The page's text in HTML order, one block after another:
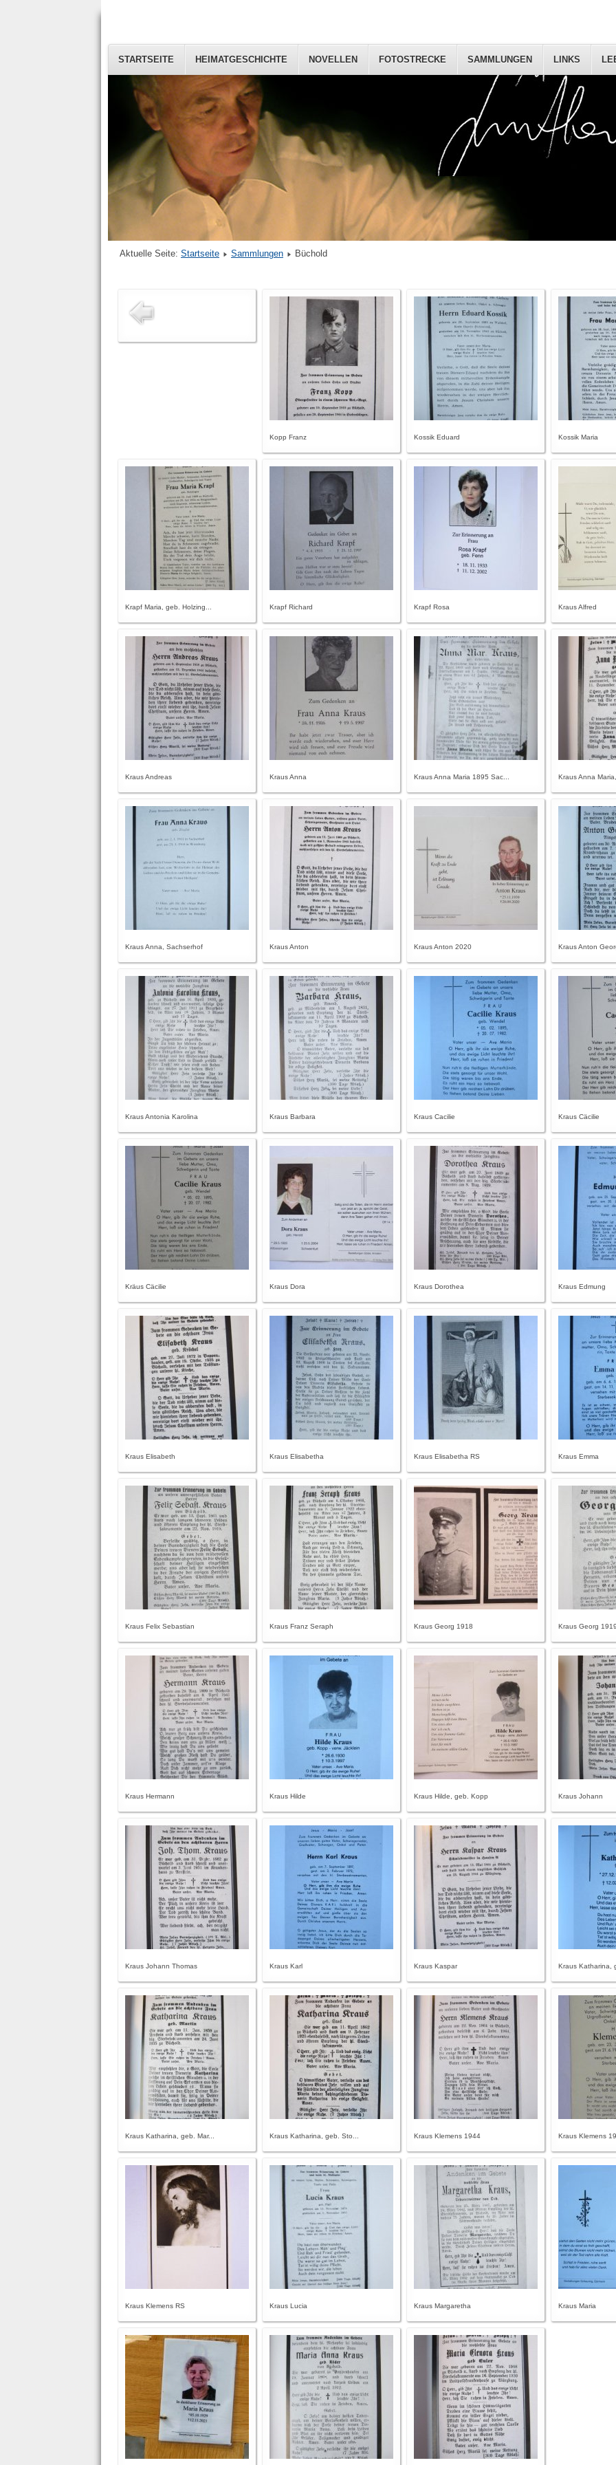
STARTSEITE HEIMATGESCHICHTE NOVELLEN FOTOSTRECKE SAMMLUNGEN LINKS
Aktuelle Seite: Startseite Sammlungen Büchold
Kopp Franz Kossik Eduard Kossik Maria
Krapf Maria, geb. Holzing... Krapf Richard Krapf Rosa Kraus Alfred
Kraus Andreas Kraus Anna Kraus Anna Maria 1895 Sac... Kraus Anna
Kraus Anna, Sachserhof Kraus Anton Kraus Anton 2020 Kraus Anton
Kraus Antonia Karolina Kraus Barbara Kraus Cacilie Kraus Cäcilie
Kräus Cäcilie Kraus Dora Kraus Dorothea Kraus Edmung
Kraus Elisabeth Kraus Elisabetha Kraus Elisabetha RS Kraus Emma
Kraus Felix Sebastian Kraus Franz Seraph Kraus Georg 1918 Kraus Georg
Kraus Hermann Kraus Hilde Kraus Hilde, geb. Kopp Kraus Johann
Kraus Johann Thomas Kraus Karl Kraus Kaspar Kraus Katharina,
Kraus Katharina, geb. Mar... Kraus Katharina, geb. Sto... Kraus Klemens 1944 Kraus Klemens
Kraus Klemens RS Kraus Lucia Kraus Margaretha Kraus Maria